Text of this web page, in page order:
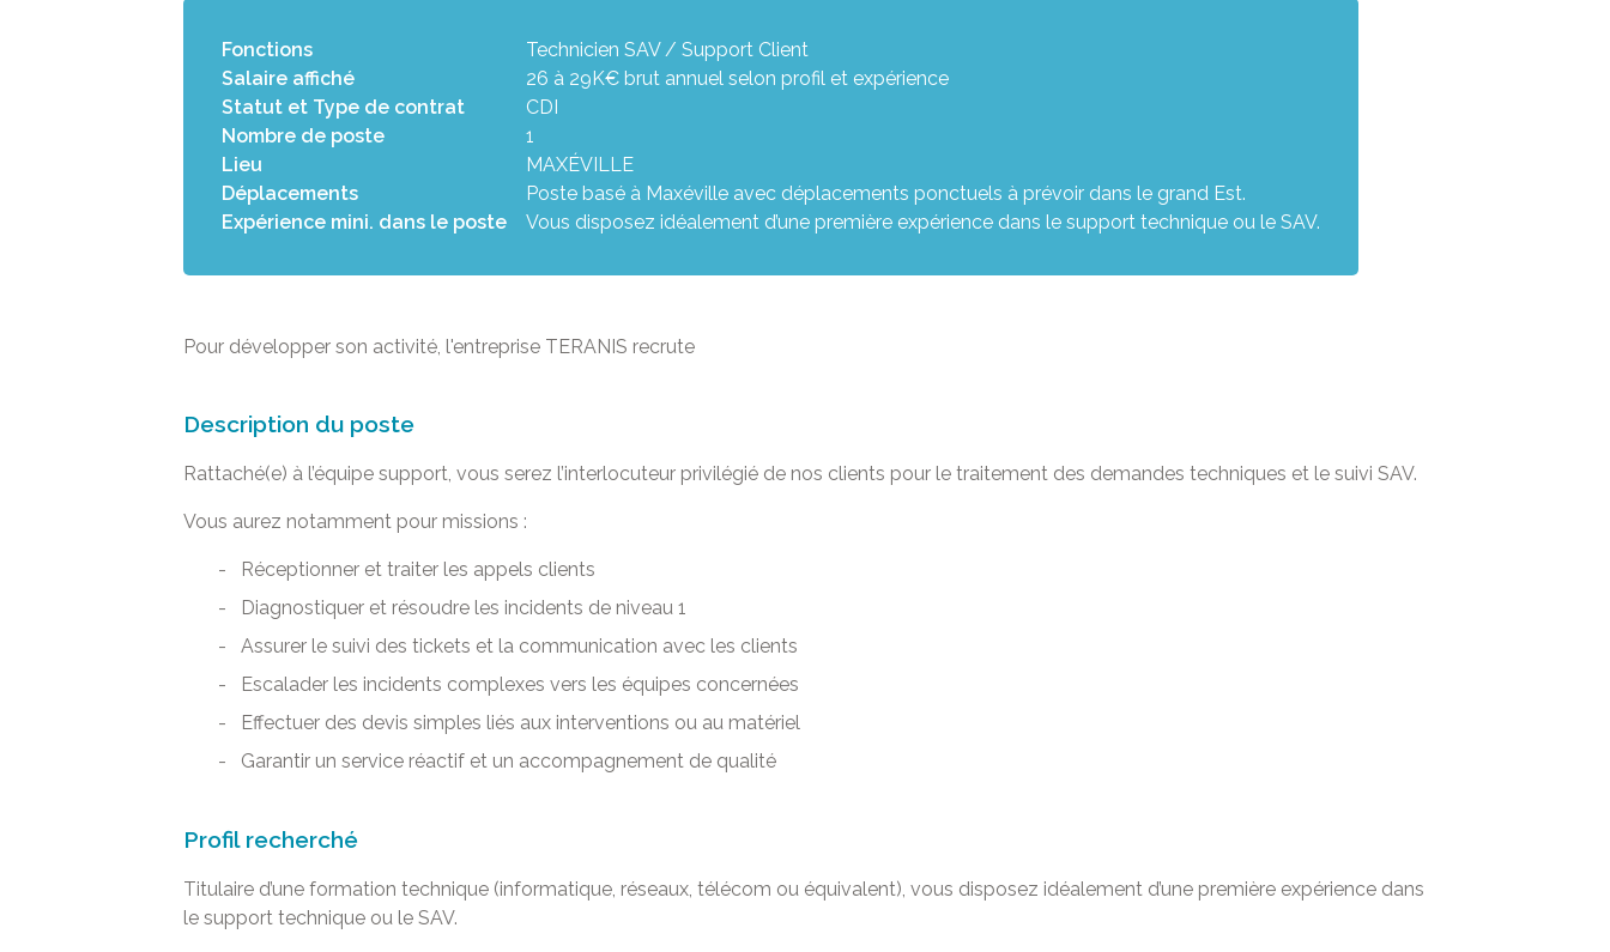
Fonctions
Technicien SAV / Support Client
Salaire affiché
26 à 29K€ brut annuel selon profil et expérience
Statut et Type de contrat
CDI
Nombre de poste
1
Lieu
MAXÉVILLE
Déplacements
Poste basé à Maxéville avec déplacements ponctuels à prévoir dans le grand Est.
Expérience mini. dans le poste
Vous disposez idéalement d’une première expérience dans le support technique ou le SAV.
Pour développer son activité, l'entreprise TERANIS recrute
Description du poste
Rattaché(e) à l’équipe support, vous serez l’interlocuteur privilégié de nos clients pour le traitement des demandes techniques et le suivi SAV.
Vous aurez notamment pour missions :
Réceptionner et traiter les appels clients
Diagnostiquer et résoudre les incidents de niveau 1
Assurer le suivi des tickets et la communication avec les clients
Escalader les incidents complexes vers les équipes concernées
Effectuer des devis simples liés aux interventions ou au matériel
Garantir un service réactif et un accompagnement de qualité
Profil recherché
Titulaire d’une formation technique (informatique, réseaux, télécom ou équivalent), vous disposez idéalement d’une première expérience dans
le support technique ou le SAV.